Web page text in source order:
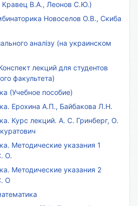
В.А., Леонов С.Ю.)
Новоселов О.В., Скиба
аналізу (на украинском
лекций для студентов
факультета)
(Учебное пособие)
Ерохина А.П., Байбакова Л.Н.
Курс лекций. А. С. Гринберг, О.
Методические указания 1
О.
Методические указания 2
О